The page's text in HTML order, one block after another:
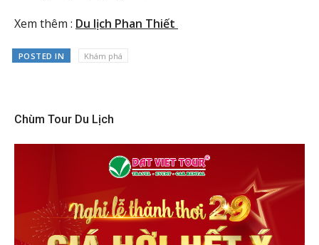
Xem thêm : Du lịch Phan Thiết
POSTED IN Khám phá
Chùm Tour Du Lịch